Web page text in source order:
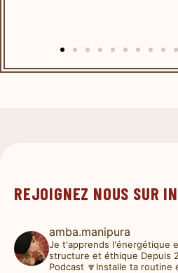
REJOIGNEZ NOUS SUR
amba.manipura
Je t'apprends l'énergétique
structure et éthique Depuis
Podcast 🔽Installe ta routine